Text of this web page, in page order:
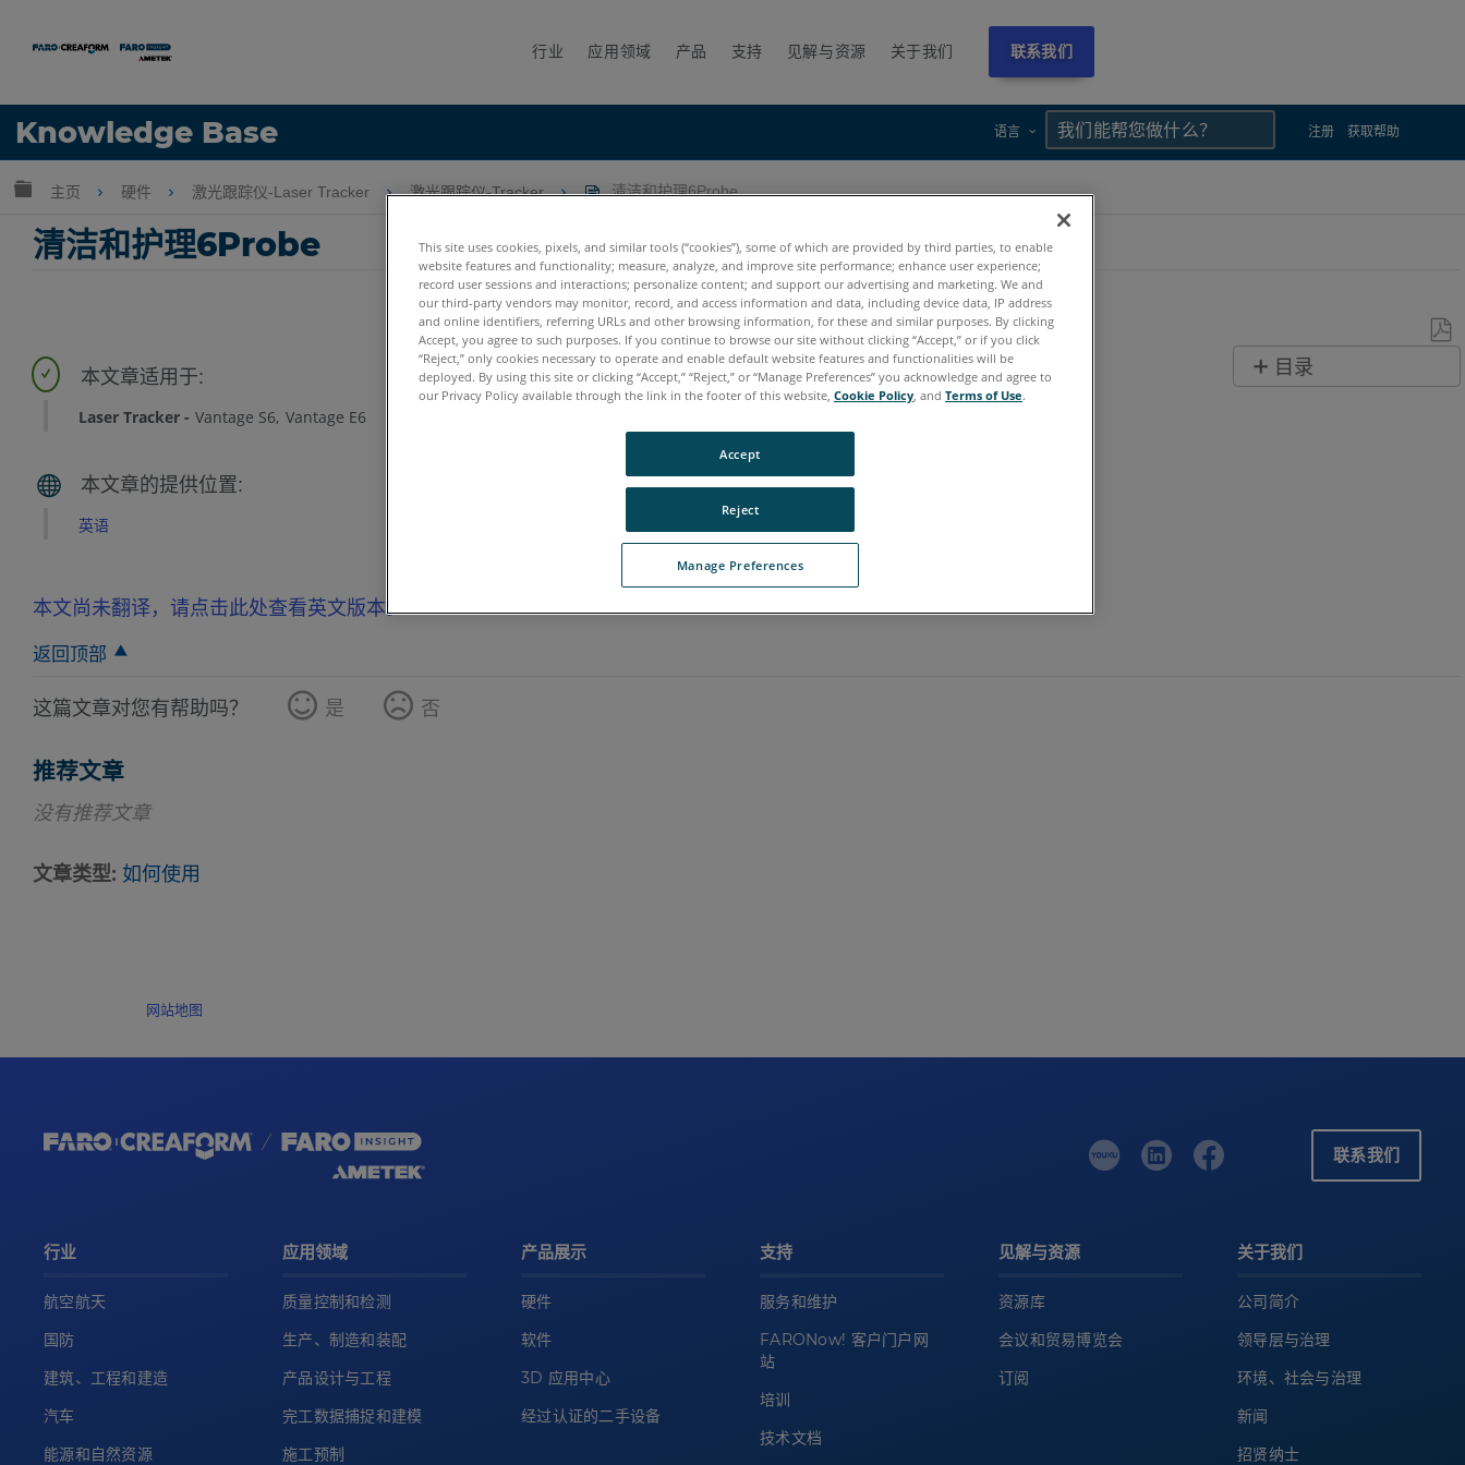
行业 应用领域 产品 支持 见解与资源 关于我们 联系我们
Knowledge Base 语言 注册 获取帮助
语言
扩展/隐缩全局层次
主页 硬件 激光跟踪仪-Laser Tracker 激光跟踪仪-Tracker 清洁和护理6Probe
清洁和护理6Probe
存
目录
Laser Tracker Vantage S6 Vantage E6
英语
本文尚未翻译，请点击此处查看英文版本。
返回顶部
这篇文章对您有帮助吗？ 是 否
推荐文章
没有推荐文章
文章类型 如何使用
网站地图
联系我们
行业
航空航天
国防
建筑、工程和建造
汽车
能源和自然资源
应用领域
质量控制和检测
生产、制造和装配
产品设计与工程
完工数据捕捉和建模
施工预制
产品展示
硬件
软件
3D 应用中心
经过认证的二手设备
支持
服务和维护
FARONow! 客户门户网
站
培训
技术文档
见解与资源
资源库
会议和贸易博览会
订阅
关于我们
公司简介
领导层与治理
环境、社会与治理
新闻
招贤纳士
This site uses cookies, pixels, and similar tools (“cookies”), some of which are provided by third parties, to enable
website features and functionality; measure, analyze, and improve site performance; enhance user experience;
record user sessions and interactions; personalize content; and support our advertising and marketing. We and
our third-party vendors may monitor, record, and access information and data, including device data, IP address
and online identifiers, referring URLs and other browsing information, for these and similar purposes. By clicking
Accept, you agree to such purposes. If you continue to browse our site without clicking “Accept,” or if you click
“Reject,” only cookies necessary to operate and enable default website features and functionalities will be
deployed. By using this site or clicking “Accept,” “Reject,” or “Manage Preferences” you acknowledge and agree to
our Privacy Policy available through the link in the footer of this website, Cookie Policy, and Terms of Use.
Manage Preferences
Reject
Accept